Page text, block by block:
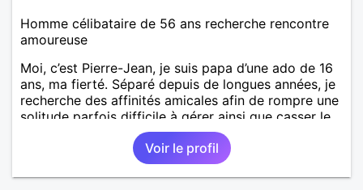
Homme célibataire de 56 ans recherche rencontre
amoureuse
Moi, c’est Pierre-Jean, je suis papa d’une ado de 16
ans, ma fierté. Séparé depuis de longues années, je
recherche des affinités amicales afin de rompre une
solitude parfois difficile à gérer ainsi que casser le
vague à l’âme. L’amitié reste extrêmement
importante à mes yeux mais peut se décliner en des
sentiments plus puissants. « Le temps fera son
œuvre » disait Arthur Schopenhauer, philosophe
Voir le profil